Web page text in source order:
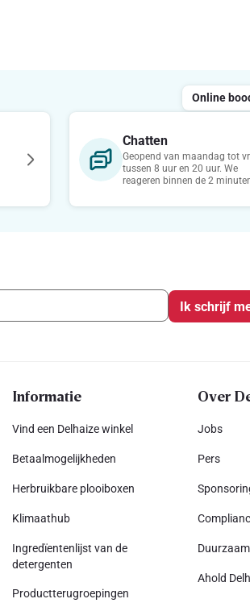
Online
Chatten
Geopend van maandag tot
tussen 8 uur en 20 uur. We
reageren binnen de 2
Ik schrijf
Informatie
Vind een Delhaize winkel
Betaalmogelijkheden
Herbruikbare plooiboxen
Klimaathub
Ingredïentenlijst van de
detergenten
Productterugroepingen
Over
Jobs
Pers
Ahold